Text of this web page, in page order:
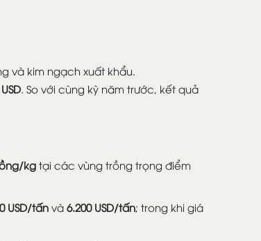
và kim ngạch xuất khẩu.
. So với cùng kỳ năm trước, kết quả
kgtại các vùng trồng trọng điểm
USD/tấn và 6.200 USD/tấn; trong khi giá